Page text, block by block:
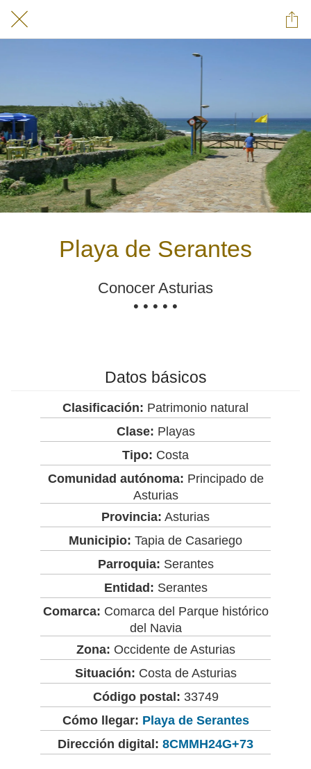
Playa de Serantes
Conocer Asturias
• • • • •
Datos básicos
Clasificación: Patrimonio natural
Clase: Playas
Tipo: Costa
Comunidad autónoma: Principado de
Asturias
Provincia: Asturias
Municipio: Tapia de Casariego
Parroquia: Serantes
Entidad: Serantes
Comarca: Comarca del Parque histórico
del Navia
Zona: Occidente de Asturias
Situación: Costa de Asturias
Código postal: 33749
Cómo llegar: Playa de Serantes
Dirección digital: 8CMMH24G+73